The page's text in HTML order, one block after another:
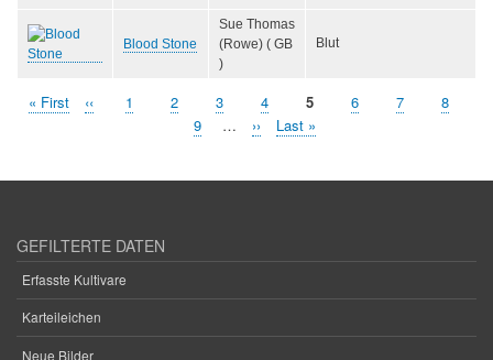
Blood Stone
Sue Thomas
(Rowe) ( GB
)
Blut
Seitennummerierung
Erste
« First
Vorherige
‹‹ Seite
1 Seite
2 Seite
3 Seite
4
Aktuelle
Seite
5 Seite
6 Seite
7 Seite
8
Seite
9 …
Nächste
››
Letzte
Last »
GEFILTERTE DATEN
Erfasste Kultivare
Karteileichen
Neue Bilder